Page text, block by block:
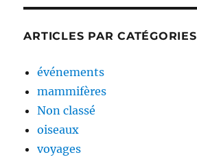
ARTICLES PAR CATÉGORIES
événements
mammifères
Non classé
oiseaux
voyages